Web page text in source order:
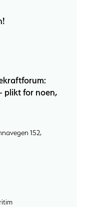
plikt for noen,
152,